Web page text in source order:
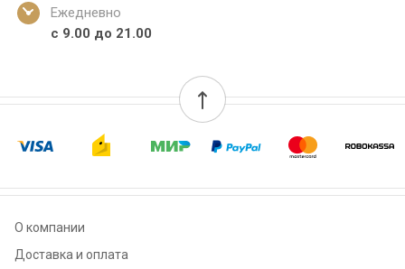
Ежедневно
с 9.00 до 21.00
О компании
Доставка и оплата